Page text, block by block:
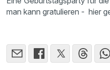
man kann gratulieren - hier